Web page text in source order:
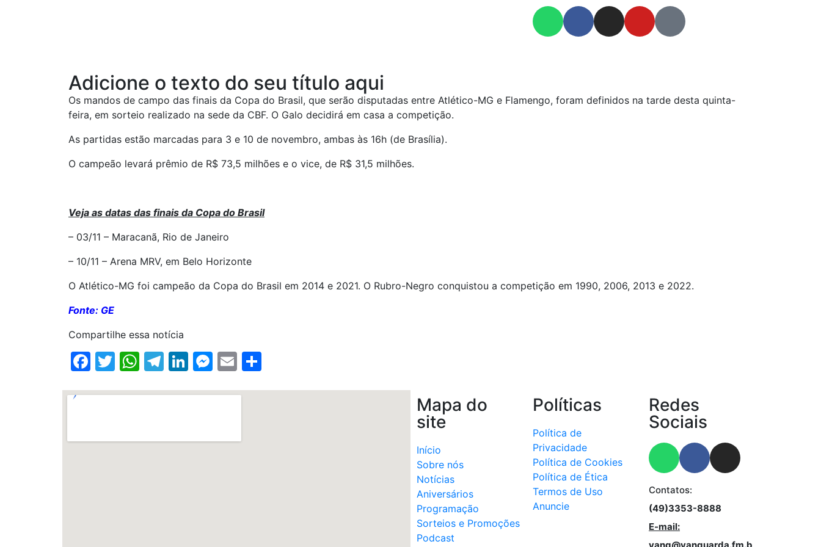
Adicione o texto do seu título aqui
Os mandos de campo das finais da Copa do Brasil, que serão disputadas entre Atlético-MG e Flamengo, foram definidos na tarde desta quinta-
feira, em sorteio realizado na sede da CBF. O Galo decidirá em casa a competição.
As partidas estão marcadas para 3 e 10 de novembro, ambas às 16h (de Brasília).
O campeão levará prêmio de R$ 73,5 milhões e o vice, de R$ 31,5 milhões.
Veja as datas das finais da Copa do Brasil
– 03/11 – Maracanã, Rio de Janeiro
– 10/11 – Arena MRV, em Belo Horizonte
O Atlético-MG foi campeão da Copa do Brasil em 2014 e 2021. O Rubro-Negro conquistou a competição em 1990, 2006, 2013 e 2022.
Fonte: GE
Compartilhe essa notícia
Facebook
Twitter
WhatsApp
Telegram
LinkedIn
Messenger
Email
Mapa do
site
Início
Sobre nós
Notícias
Aniversários
Programação
Sorteios e Promoções
Podcast
Políticas
Política de
Privacidade
Política de Cookies
Política de Ética
Termos de Uso
Anuncie
Redes
Sociais
Contatos:
(49)3353-8888
E-mail: